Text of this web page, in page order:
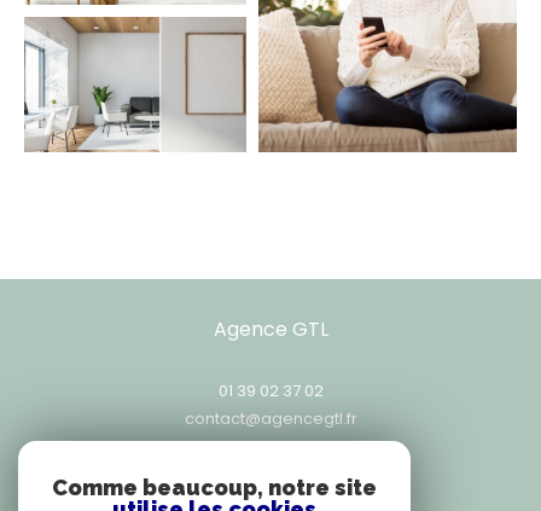
Agence GTL
01 39 02 37 02
contact@agencegtl.fr
25, rue Exelmans
versailles
Comme beaucoup, notre site